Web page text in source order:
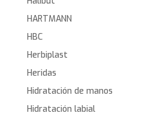
HARTMANN
HBC
Herbiplast
Heridas
Hidratación de manos
Hidratación labial